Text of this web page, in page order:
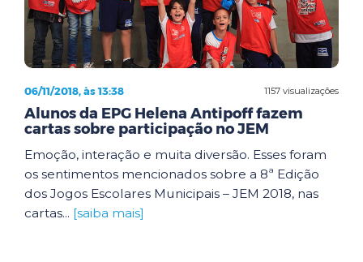
1157 visualizações
06/11/2018, às 13:38
Alunos da EPG Helena Antipoff fazem
cartas sobre participação no JEM
Emoção, interação e muita diversão. Esses foram
os sentimentos mencionados sobre a 8ª Edição
dos Jogos Escolares Municipais – JEM 2018, nas
cartas... [saiba mais]